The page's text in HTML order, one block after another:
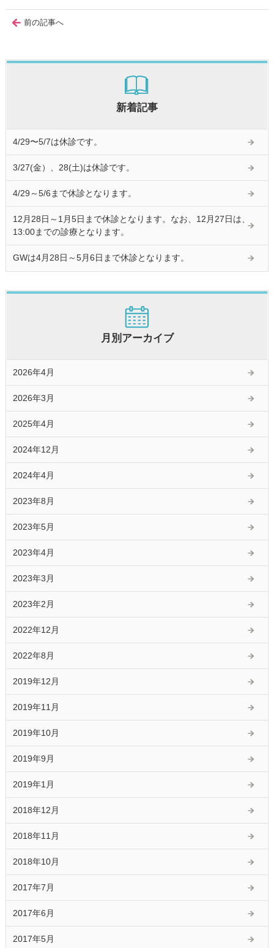
前の記事へ
新着記事
4/29〜5/7は休診です。
3/27(金）、28(土)は休診です。
4/29～5/6まで休診となります。
12月28日～1月5日まで休診となります。なお、12月27日は、
13:00までの診療となります。
GWは4月28日～5月6日まで休診となります。
月別アーカイブ
2026年4月
2026年3月
2025年4月
2024年12月
2024年4月
2023年8月
2023年5月
2023年4月
2023年3月
2023年2月
2022年12月
2022年8月
2019年12月
2019年11月
2019年10月
2019年9月
2019年1月
2018年12月
2018年11月
2018年10月
2017年7月
2017年6月
2017年5月